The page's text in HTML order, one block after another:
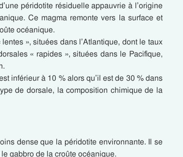
péridotite résiduelle appauvrie à l’origine
Ce magma remonte vers la surface et
océanique.
», situées dans l’Atlantique, dont le taux
« rapides », situées dans le Pacifique,
inférieur à 10 % alors qu’il est de 30 % dans
de dorsale, la composition chimique de la
dense que la péridotite environnante. Il se
gabbro de la croûte océanique.